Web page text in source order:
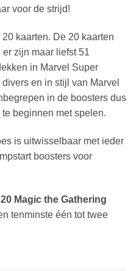
voor de strijd!
kaarten. De 20 kaarten
zijn maar liefst 51
in Marvel Super
en in stijl van Marvel
in de boosters dus
beginnen met spelen.
is uitwisselbaar met ieder
boosters voor
20 Magic the Gathering
tenminste één tot twee